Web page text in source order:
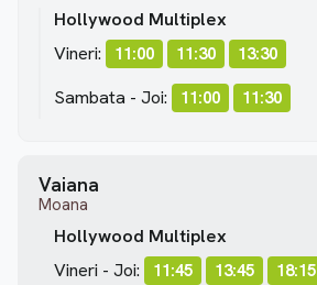
Hollywood Multiplex
Vineri:
11:00 11:30 13:30
Sambata - Joi: 11:00 11:30
Vaiana
Moana
Hollywood Multiplex
Vineri - Joi:
11:45 13:45 18:15